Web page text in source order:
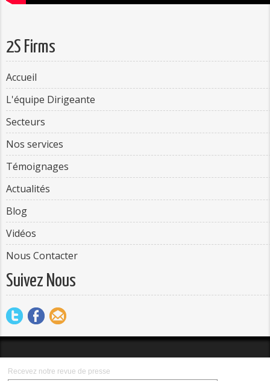
2S Firms
Accueil
L'équipe Dirigeante
Secteurs
Nos services
Témoignages
Actualités
Blog
Vidéos
Nous Contacter
Suivez Nous
Recevez notre revue de presse